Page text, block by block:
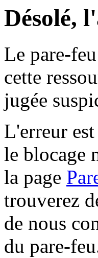
Désolé,
Le pare-
cette
jugée
L'erreur
le blocage
la page
trouverez
de nous
du pare-